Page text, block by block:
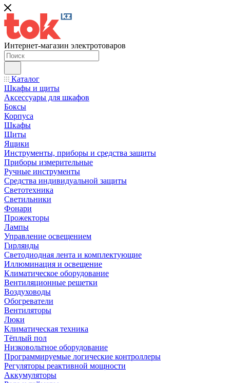
Интернет-магазин электротоваров
Каталог
Шкафы и щиты
Аксессуары для шкафов
Боксы
Корпуса
Шкафы
Щиты
Ящики
Инструменты, приборы и средства защиты
Приборы измерительные
Ручные инструменты
Средства индивидуальной защиты
Светотехника
Светильники
Фонари
Прожекторы
Лампы
Управление освещением
Гирлянды
Светодиодная лента и комплектующие
Иллюминация и освещение
Климатическое оборудование
Вентиляционные решетки
Воздуховоды
Обогреватели
Вентиляторы
Люки
Климатическая техника
Тёплый пол
Низковольтное оборудование
Программируемые логические контроллеры
Регуляторы реактивной мощности
Аккумуляторы